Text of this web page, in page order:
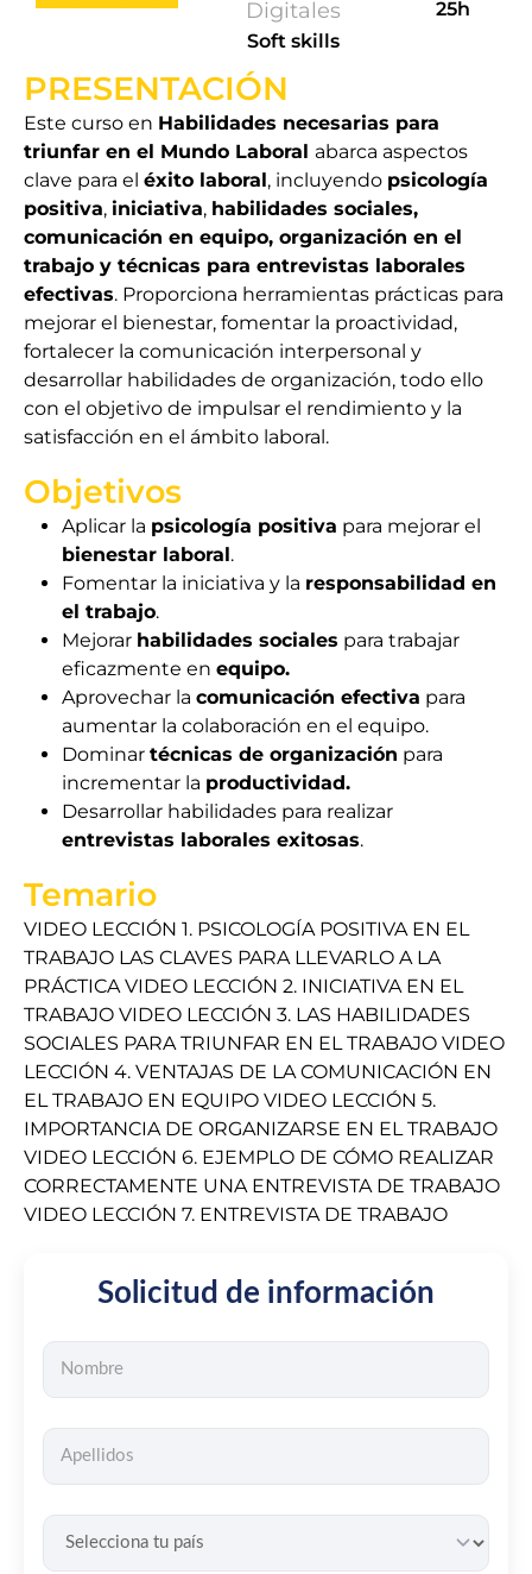
Digitales
Soft skills
25h
PRESENTACIÓN
Este curso en Habilidades necesarias para
triunfar en el Mundo Laboral abarca aspectos
clave para el éxito laboral, incluyendo psicología
positiva, iniciativa, habilidades sociales,
comunicación en equipo, organización en el
trabajo y técnicas para entrevistas laborales
efectivas. Proporciona herramientas prácticas para
mejorar el bienestar, fomentar la proactividad,
fortalecer la comunicación interpersonal y
desarrollar habilidades de organización, todo ello
con el objetivo de impulsar el rendimiento y la
satisfacción en el ámbito laboral.
Objetivos
Aplicar la psicología positiva para mejorar el
bienestar laboral.
Fomentar la iniciativa y la responsabilidad en
el trabajo.
Mejorar habilidades sociales para trabajar
eficazmente en equipo.
Aprovechar la comunicación efectiva para
aumentar la colaboración en el equipo.
Dominar técnicas de organización para
incrementar la productividad.
Desarrollar habilidades para realizar
entrevistas laborales exitosas.
Temario
VIDEO LECCIÓN 1. PSICOLOGÍA POSITIVA EN EL
TRABAJO LAS CLAVES PARA LLEVARLO A LA
PRÁCTICA VIDEO LECCIÓN 2. INICIATIVA EN EL
TRABAJO VIDEO LECCIÓN 3. LAS HABILIDADES
SOCIALES PARA TRIUNFAR EN EL TRABAJO VIDEO
LECCIÓN 4. VENTAJAS DE LA COMUNICACIÓN EN
EL TRABAJO EN EQUIPO VIDEO LECCIÓN 5.
IMPORTANCIA DE ORGANIZARSE EN EL TRABAJO
VIDEO LECCIÓN 6. EJEMPLO DE CÓMO REALIZAR
CORRECTAMENTE UNA ENTREVISTA DE TRABAJO
VIDEO LECCIÓN 7. ENTREVISTA DE TRABAJO
Solicitud de información